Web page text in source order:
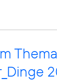
Thema